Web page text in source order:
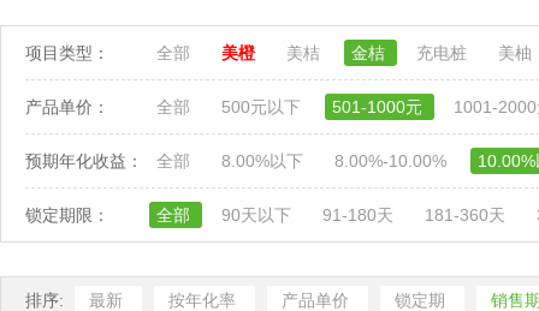
项目类型： 全部 美橙 美桔 金桔 充电桩 美柚
产品单价： 全部 500元以下 501-1000元 1001-
预期年化收益： 全部 8.00%以下 8.00%-10.00%
锁定期限： 全部 90天以下 91-180天 181-360天
排序: 最新 按年化率 产品单价 锁定期 销售